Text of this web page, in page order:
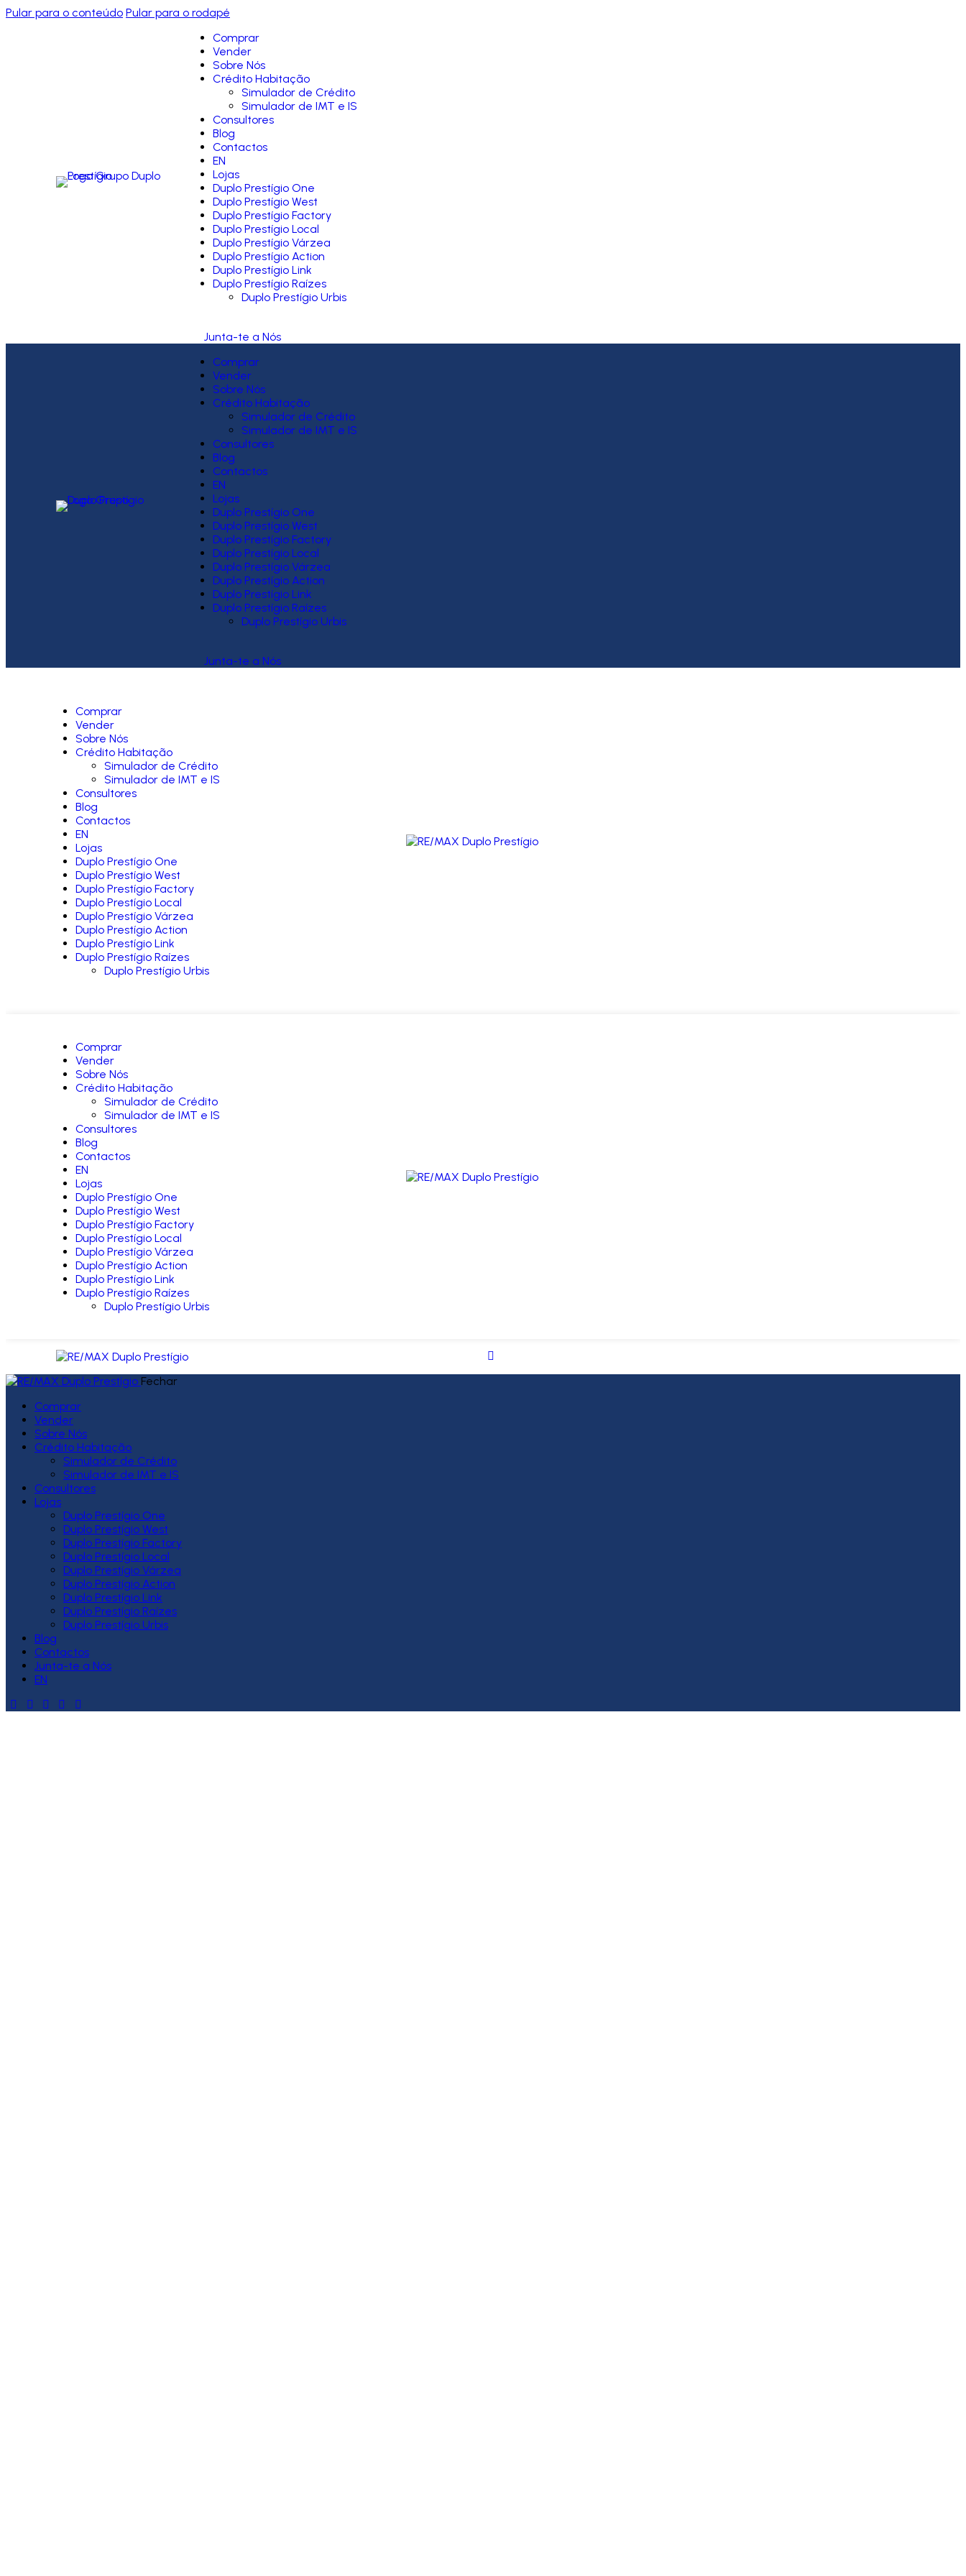
Pular para o conteúdo Pular para o rodapé
Comprar
Vender
Sobre Nós
Crédito Habitação
Simulador de Crédito
Simulador de IMT e IS
Consultores
Blog
Contactos
EN
Lojas
Duplo Prestígio One
Duplo Prestígio West
Duplo Prestígio Factory
Duplo Prestígio Local
Duplo Prestígio Várzea
Duplo Prestígio Action
Duplo Prestígio Link
Duplo Prestígio Raízes
Duplo Prestígio Urbis
Junta-te a Nós
Comprar
Vender
Sobre Nós
Crédito Habitação
Simulador de Crédito
Simulador de IMT e IS
Consultores
Blog
Contactos
EN
Lojas
Duplo Prestígio One
Duplo Prestígio West
Duplo Prestígio Factory
Duplo Prestígio Local
Duplo Prestígio Várzea
Duplo Prestígio Action
Duplo Prestígio Link
Duplo Prestígio Raízes
Duplo Prestígio Urbis
Junta-te a Nós
Comprar
Vender
Sobre Nós
Crédito Habitação
Simulador de Crédito
Simulador de IMT e IS
Consultores
Blog
Contactos
EN
Lojas
Duplo Prestígio One
Duplo Prestígio West
Duplo Prestígio Factory
Duplo Prestígio Local
Duplo Prestígio Várzea
Duplo Prestígio Action
Duplo Prestígio Link
Duplo Prestígio Raízes
Duplo Prestígio Urbis
Comprar
Vender
Sobre Nós
Crédito Habitação
Simulador de Crédito
Simulador de IMT e IS
Consultores
Blog
Contactos
EN
Lojas
Duplo Prestígio One
Duplo Prestígio West
Duplo Prestígio Factory
Duplo Prestígio Local
Duplo Prestígio Várzea
Duplo Prestígio Action
Duplo Prestígio Link
Duplo Prestígio Raízes
Duplo Prestígio Urbis
Fechar
Comprar
Vender
Sobre Nós
Crédito Habitação
Simulador de Crédito
Simulador de IMT e IS
Consultores
Lojas
Duplo Prestígio One
Duplo Prestígio West
Duplo Prestígio Factory
Duplo Prestígio Local
Duplo Prestígio Várzea
Duplo Prestígio Action
Duplo Prestígio Link
Duplo Prestígio Raízes
Duplo Prestígio Urbis
Blog
Contactos
Junta-te a Nós
EN